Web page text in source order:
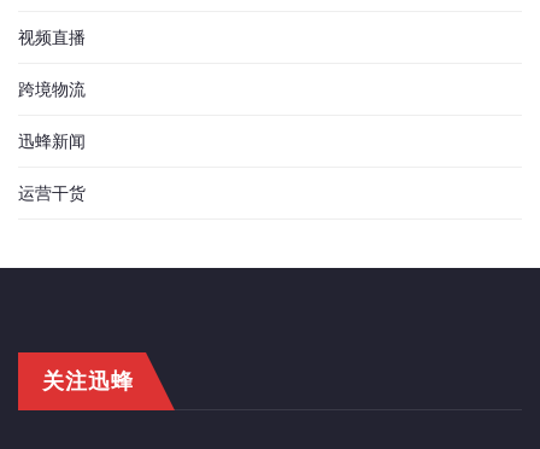
视频直播
跨境物流
迅蜂新闻
运营干货
关注迅蜂